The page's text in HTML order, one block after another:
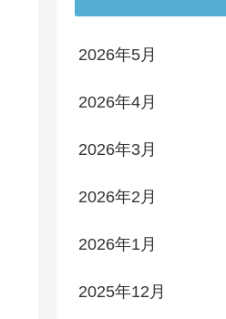
2026年5月
2026年4月
2026年3月
2026年2月
2026年1月
2025年12月